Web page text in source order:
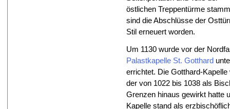
östlichen Treppentürme
sind die Abschlüsse der
Stil erneuert worden.
Um 1130 wurde vor der
Palastkapelle St. Gotthard
errichtet. Die Gotthard-
der von 1022 bis 1038 als
Grenzen hinaus gewirkt hatte
Kapelle stand als